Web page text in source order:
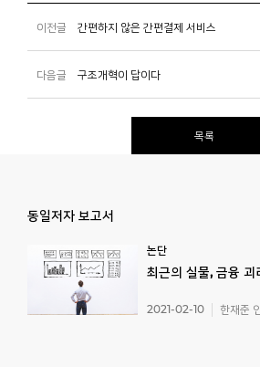
이전글 간편하지 않은 간편결제 서비스
다음글 구조개혁이 답이다
목록
동일저자 보고서
논단
최근의 실물, 금융 괴
2021-02-10 한재준